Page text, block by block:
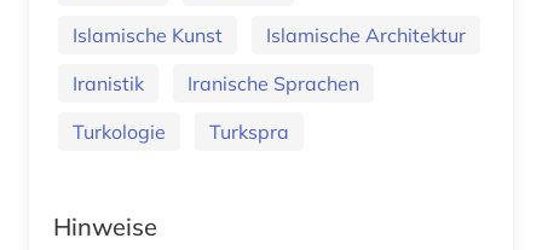
Islamische Kunst
Islamische Architektur
Iranistik
Iranische Sprachen
Turkologie
Turkspra
Hinweise